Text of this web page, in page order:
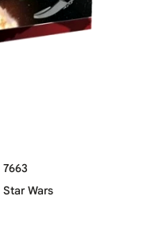
7663
Star Wars